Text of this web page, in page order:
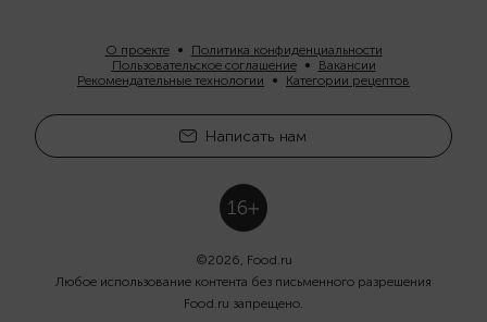
О проекте
Политика конфиденциальности
Пользовательское соглашение
Вакансии
Рекомендательные технологии
Категории рецептов
Написать нам
©2026, Food.ru
Любое использование контента без письменного разрешения
Food.ru запрещено.